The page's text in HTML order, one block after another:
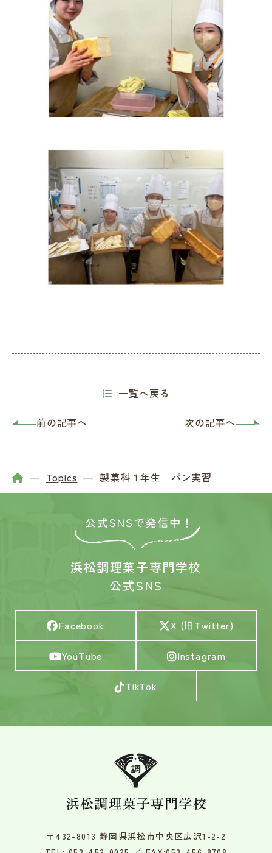
前の記事へ
一覧へ戻る
次の記事へ
Topics 製菓科１年生 パン実習
浜松調理菓子専門学校
公式SNS
Facebook X (旧Twitter)
YouTube Instagram
TikTok
〒432-8013 静岡県浜松市中央区広沢1-2-2